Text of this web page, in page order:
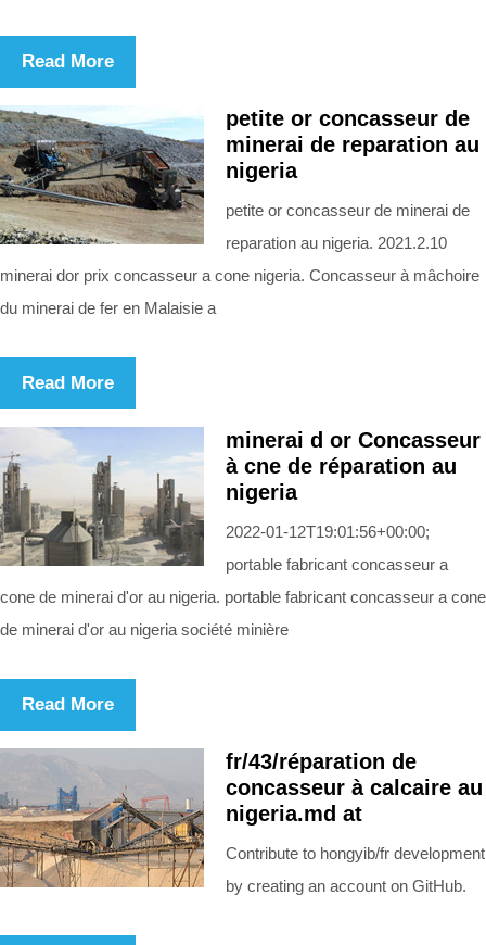
Read More
petite or concasseur de
minerai de reparation au
nigeria
petite or concasseur de minerai de
reparation au nigeria. 2021.2.10
minerai dor prix concasseur a cone nigeria. Concasseur à mâchoire
du minerai de fer en Malaisie a
Read More
minerai d or Concasseur
à cne de réparation au
nigeria
2022-01-12T19:01:56+00:00;
portable fabricant concasseur a
cone de minerai d'or au nigeria. portable fabricant concasseur a cone
de minerai d'or au nigeria société minière
Read More
fr/43/réparation de
concasseur à calcaire au
nigeria.md at
Contribute to hongyib/fr development
by creating an account on GitHub.